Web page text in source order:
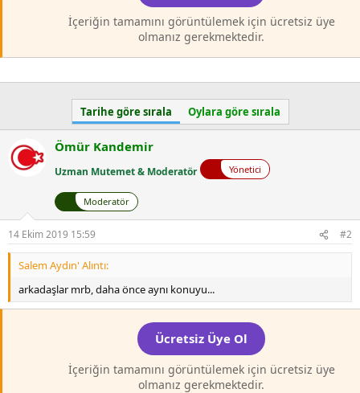
İçeriğin tamamını görüntülemek için ücretsiz üye
olmanız gerekmektedir.
Tarihe göre sırala Oylara göre sırala
Ömür Kandemir
Uzman Mutemet & Moderatör Yönetici
Moderatör
14 Ekim 2019 15:59 #2
Salem Aydın' Alıntı:
arkadaşlar mrb, daha önce aynı konuyu...
Ücretsiz Üye Ol
İçeriğin tamamını görüntülemek için ücretsiz üye
olmanız gerekmektedir.